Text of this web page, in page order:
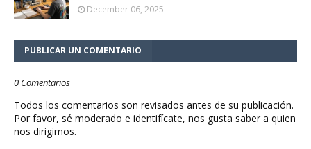
December 06, 2025
PUBLICAR UN COMENTARIO
0 Comentarios
Todos los comentarios son revisados antes de su publicación.
Por favor, sé moderado e identifícate, nos gusta saber a quien
nos dirigimos.